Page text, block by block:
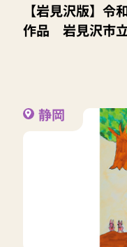
【岩見沢版】令
作品 岩見沢市
静岡